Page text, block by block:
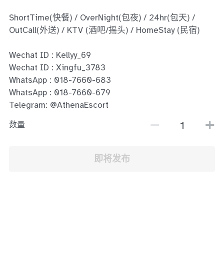
JB Town 3
JB Town 5
JB Town Sentosa
JB Town Center
ShortTime(快餐) / OverNight(包夜) / 24hr(包天) /
OutCall(外送) / KTV (酒吧/摇头) / HomeStay (民宿)
Wechat ID : Kellyy_69
Wechat ID : Xingfu_3783
WhatsApp : 018-7660-683
WhatsApp : 018-7660-679
Telegram: @AthenaEscort
数量
即将发布